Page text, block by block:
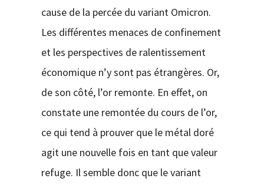
cause de la percée du variant Omicron.
Les différentes menaces de confinement
et les perspectives de ralentissement
économique n’y sont pas étrangères. Or,
de son côté, l’or remonte. En effet, on
constate une remontée du cours de l’or,
ce qui tend à prouver que le métal doré
agit une nouvelle fois en tant que valeur
refuge. Il semble donc que le variant